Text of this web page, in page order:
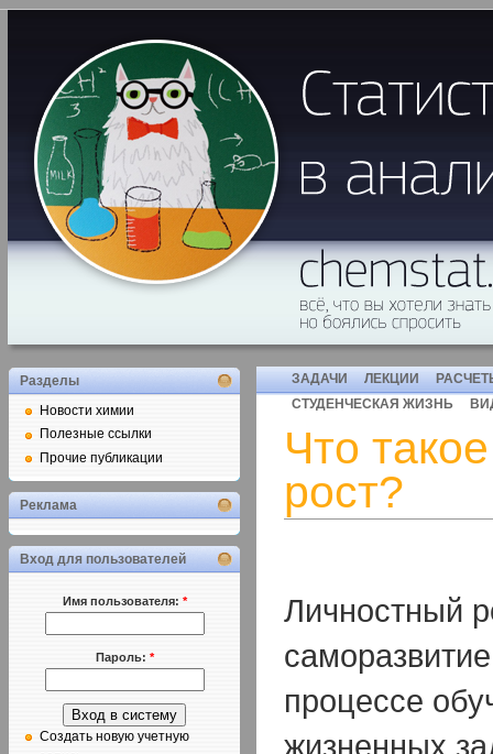
ЗАДАЧИ ЛЕКЦИИ
СТУДЕНЧЕСКАЯ ЖИЗНЬ
Что
рост?
Личностный
процессе
жизненных
Разделы
Новости химии
Полезные ссылки
Прочие публикации
Реклама
Вход для пользователей
Имя пользователя: *
Пароль: *
Создать новую учетную